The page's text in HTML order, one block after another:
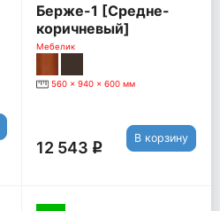
Берже-1 [Средне-
коричневый]
Мебелик
560 x 940 x 600 мм
12 543 q
В корзину